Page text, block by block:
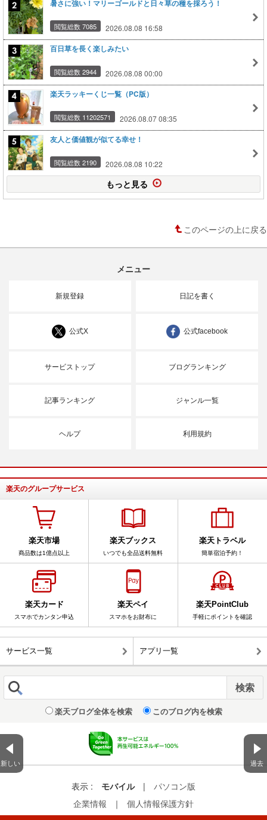
新しい 過去
暑さに強い！マリーゴールドと日々草の種を採ろう！
閲覧総数 7085 2026.08.08 16:58
百日草を長く楽しみたい
閲覧総数 2944 2026.08.08 00:00
楽天ラッキーくじ一覧（PC版）
閲覧総数 11202571 2026.08.07 08:35
友人と価値観が似てる幸せ！
閲覧総数 2190 2026.08.08 10:22
もっと見る
このページの上に戻る
メニュー
新規登録 日記を書く
公式X 公式facebook
サービストップ ブログランキング
記事ランキング ジャンル一覧
ヘルプ 利用規約
楽天のグループサービス
楽天市場
商品数は1億点以上
楽天ブックス
いつでも全品送料無料
楽天トラベル
簡単宿泊予約！
楽天カード
スマホでカンタン申込
楽天ペイ
スマホをお財布に
楽天PointClub
手軽にポイントを確認
サービス一覧 アプリ一覧
楽天ブログ全体を検索 このブログ内を検索
表示 : モバイル |
パソコン版
企業情報
｜ 個人情報保護方針